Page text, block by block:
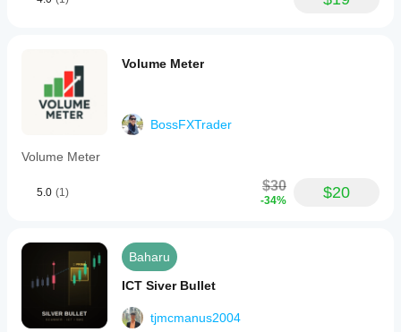
Volume Meter
BossFXTrader
Volume Meter
5.0 (1) $30
-34% $20
Baharu
ICT Siver Bullet
tjmcmanus2004